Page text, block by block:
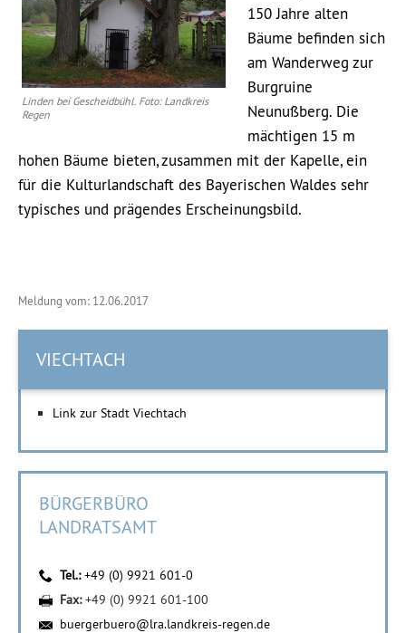
Linden bei Gescheidbühl. Foto: Landkreis
Regen
150 Jahre alten
Bäume befinden sich
am Wanderweg zur
Burgruine
Neunußberg. Die
mächtigen 15 m
hohen Bäume bieten, zusammen mit der Kapelle, ein
für die Kulturlandschaft des Bayerischen Waldes sehr
typisches und prägendes Erscheinungsbild.
Meldung vom: 12.06.2017
VIECHTACH
Link zur Stadt Viechtach
BÜRGERBÜRO
LANDRATSAMT
Tel.:+49 (0) 9921 601-0
Fax:+49 (0) 9921 601-100
buergerbuero@lra.landkreis-regen.de